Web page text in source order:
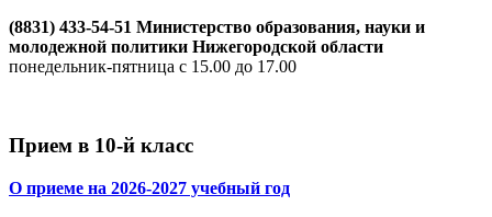
(8831) 433-54-51 Министерство образования, науки и
молодежной политики Нижегородской области
понедельник-пятница с 15.00 до 17.00
Прием в 10-й класс
О приеме на 2026-2027 учебный год